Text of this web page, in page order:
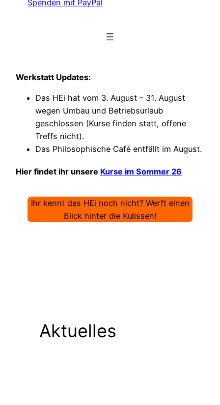
Spenden mit PayPal
Werkstatt Updates:
Das HEi hat vom 3. August – 31. August
wegen Umbau und Betriebsurlaub
geschlossen (Kurse finden statt, offene
Treffs nicht).
Das Philosophische Café entfällt im August.
Hier findet ihr unsere Kurse im Sommer 26
Ihr kennt das HEi noch nicht? Werft einen
Blick hinter die Kulissen!
Aktuelles